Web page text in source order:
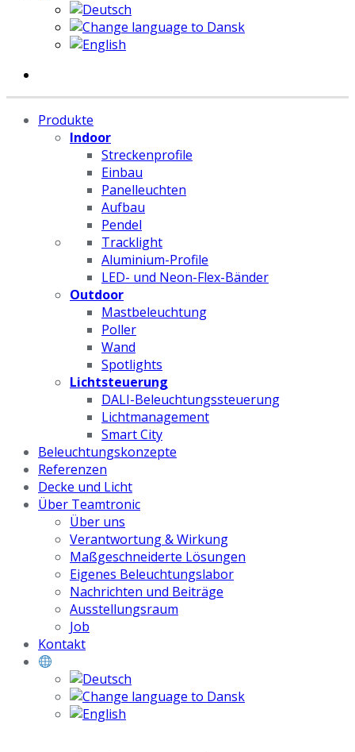
Produkte
Indoor
Streckenprofile
Einbau
Panelleuchten
Aufbau
Pendel
Tracklight
Aluminium-Profile
LED- und Neon-Flex-Bänder
Outdoor
Mastbeleuchtung
Poller
Wand
Spotlights
Lichtsteuerung
DALI-Beleuchtungssteuerung
Lichtmanagement
Smart City
Beleuchtungskonzepte
Referenzen
Decke und Licht
Über Teamtronic
Über uns
Verantwortung & Wirkung
Maßgeschneiderte Lösungen
Eigenes Beleuchtungslabor
Nachrichten und Beiträge
Ausstellungsraum
Job
Kontakt